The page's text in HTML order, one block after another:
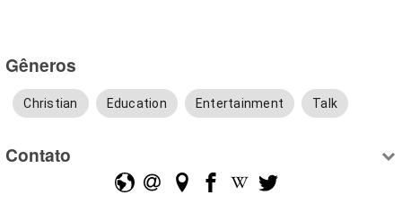
Gêneros
Christian Education Entertainment Talk
Contato